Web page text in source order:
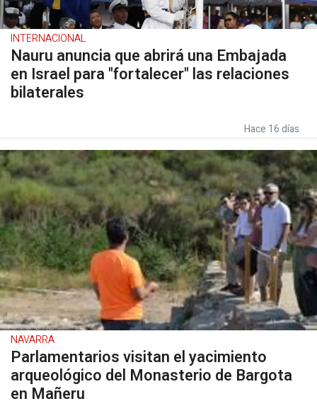
INTERNACIONAL
Nauru anuncia que abrirá una Embajada
en Israel para "fortalecer" las relaciones
bilaterales
Hace 16 días
NAVARRA
Parlamentarios visitan el yacimiento
arqueológico del Monasterio de Bargota
en Mañeru